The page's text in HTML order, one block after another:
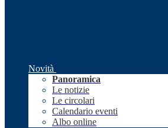
Novità
Panoramica
Le notizie
Le circolari
Calendario eventi
Albo online